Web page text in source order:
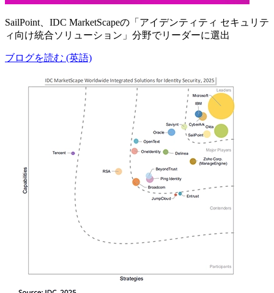
SailPoint、IDC MarketScapeの「アイデンティティ セキュリテ
ィ向け統合ソリューション」分野でリーダーに選出
ブログを読む (英語)